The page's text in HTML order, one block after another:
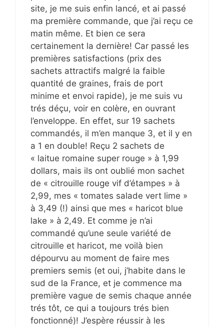
site, je me suis enfin lancé, et ai passé
ma première commande, que j’ai reçu ce
matin même. Et bien ce sera
certainement la dernière! Car passé les
premières satisfactions (prix des
sachets attractifs malgré la faible
quantité de graines, frais de port
minime et envoi rapide), je me suis vu
trés déçu, voir en colère, en ouvrant
l’enveloppe. En effet, sur 19 sachets
commandés, il m’en manque 3, et il y en
a 1 en double! Reçu 2 sachets de
« laitue romaine super rouge » à 1,99
dollars, mais ils ont oublié mon sachet
de « citrouille rouge vif d’étampes » à
2,99, mes « tomates salade vert lime »
à 3,49 (!) ainsi que mes « haricot blue
lake » à 2,49. Et comme je n’ai
commandé qu’une seule variété de
citrouille et haricot, me voilà bien
dépourvu au moment de faire mes
premiers semis (et oui, j’habite dans le
sud de la France, et je commence ma
première vague de semis chaque année
trés tôt, ce qui a toujours trés bien
fonctionné)! J’espère réussir à les